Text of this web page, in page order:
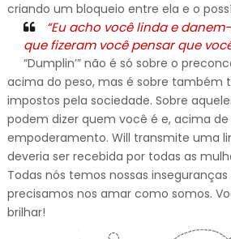
criando um bloqueio entre ela e o
“Eu acho você linda e
que fizeram você pensar que
“Dumplin’” não é só sobre o
acima do peso, mas é sobre também
impostos pela sociedade. Sobre
podem dizer quem você é e, acima de
empoderamento. Will transmite uma
deveria ser recebida por todas as
Todas nós temos nossas
precisamos nos amar como somos.
brilhar!